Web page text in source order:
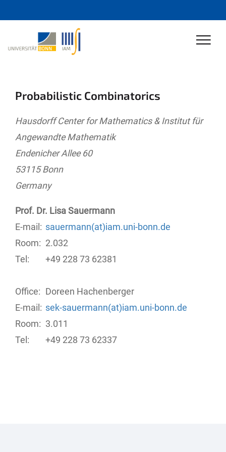
Probabilistic Combinatorics
Hausdorff Center for Mathematics & Institut für
Angewandte Mathematik
Endenicher Allee 60
53115 Bonn
Germany
Prof. Dr. Lisa Sauermann
E-mail: sauermann(at)iam.uni-bonn.de
Room: 2.032
Tel:
+49 228 73 62381
Office: Doreen Hachenberger
E-mail: sek-sauermann(at)iam.uni-bonn.de
Room: 3.011
Tel:
+49 228 73 62337